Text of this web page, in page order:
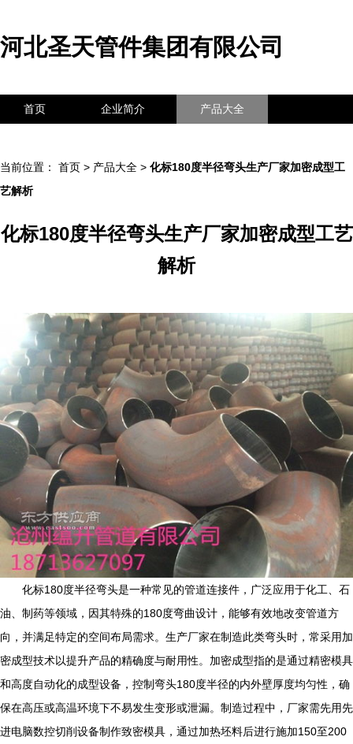
河北圣天管件集团有限公司
首页 企业简介 产品大全
当前位置： 首页 > 产品大全 > 化标180度半径弯头生产厂家加密成型工
艺解析
化标180度半径弯头生产厂家加密成型工艺
解析
化标180度半径弯头是一种常见的管道连接件，广泛应用于化工、石
油、制药等领域，因其特殊的180度弯曲设计，能够有效地改变管道方
向，并满足特定的空间布局需求。生产厂家在制造此类弯头时，常采用加
密成型技术以提升产品的精确度与耐用性。加密成型指的是通过精密模具
和高度自动化的成型设备，控制弯头180度半径的内外壁厚度均匀性，确
保在高压或高温环境下不易发生变形或泄漏。制造过程中，厂家需先用先
进电脑数控切削设备制作致密模具，通过加热坯料后进行施加150至200